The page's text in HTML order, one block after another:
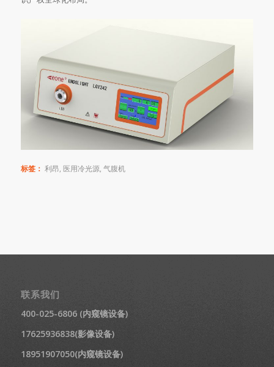
标签： 利昂, 医用冷光源, 气腹机
联系我们
400-025-6806 (内窥镜设备)
17625936838(影像设备)
18951907050(内窥镜设备)